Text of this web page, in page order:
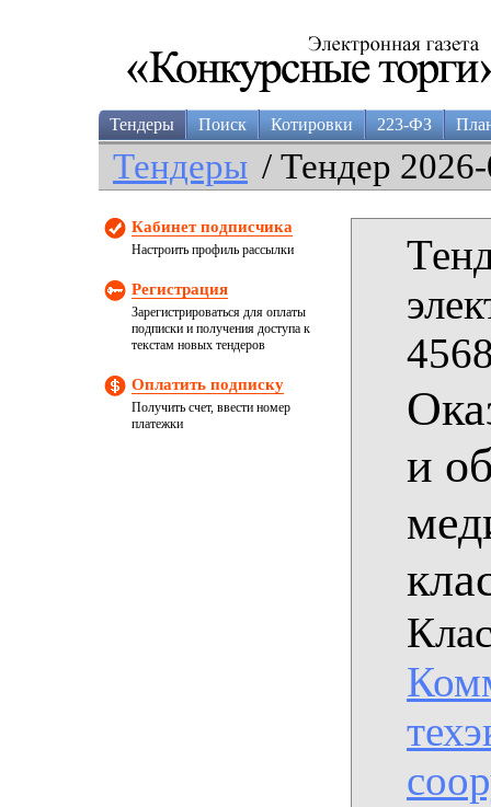
Тендеры Поиск Котировки 223-ФЗ
Тендеры / Тендер
Кабинет подписчика
Настроить профиль рассылки
Регистрация
Зарегистрироваться для оплаты
подписки и получения доступа к
текстам новых тендеров
Оплатить подписку
Получить счет, ввести номер
платежки
и